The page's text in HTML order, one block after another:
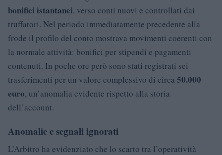
bonifici istantanei, verso conti nuovi e controllati dai
truffatori. Nel periodo immediatamente precedente alla
frode il profilo del conto mostrava movimenti coerenti con
la normale attività: bonifici per stipendi e pagamenti
contenuti. In poche ore però sono stati registrati sei
trasferimenti per un valore complessivo di circa 50.000
euro, un’anomalia evidente rispetto alla storia
dell’account.
Anomalie e segnali ignorati
L’Arbitro ha evidenziato che lo scarto tra l’operatività